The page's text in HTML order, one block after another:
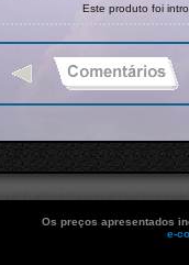
Este produto foi
Os preços apresentados
e-